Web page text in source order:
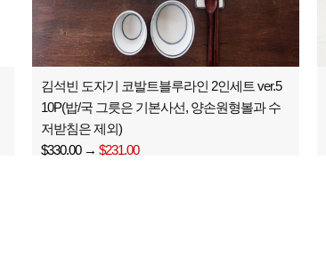
김석빈 도자기 코발트블루라인 2인세트 ver.5
10P(밥/국 그릇은 기본사선, 양손원형볼과 수
저받침은 제외)
$330.00→ $231.00